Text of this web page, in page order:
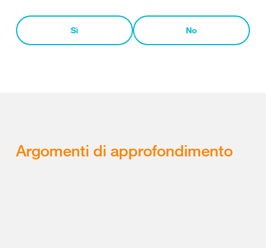
Sì No
Argomenti di approfondimento